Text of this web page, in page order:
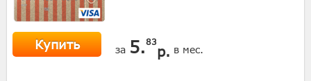
Купить за 5.83
р. в мес.